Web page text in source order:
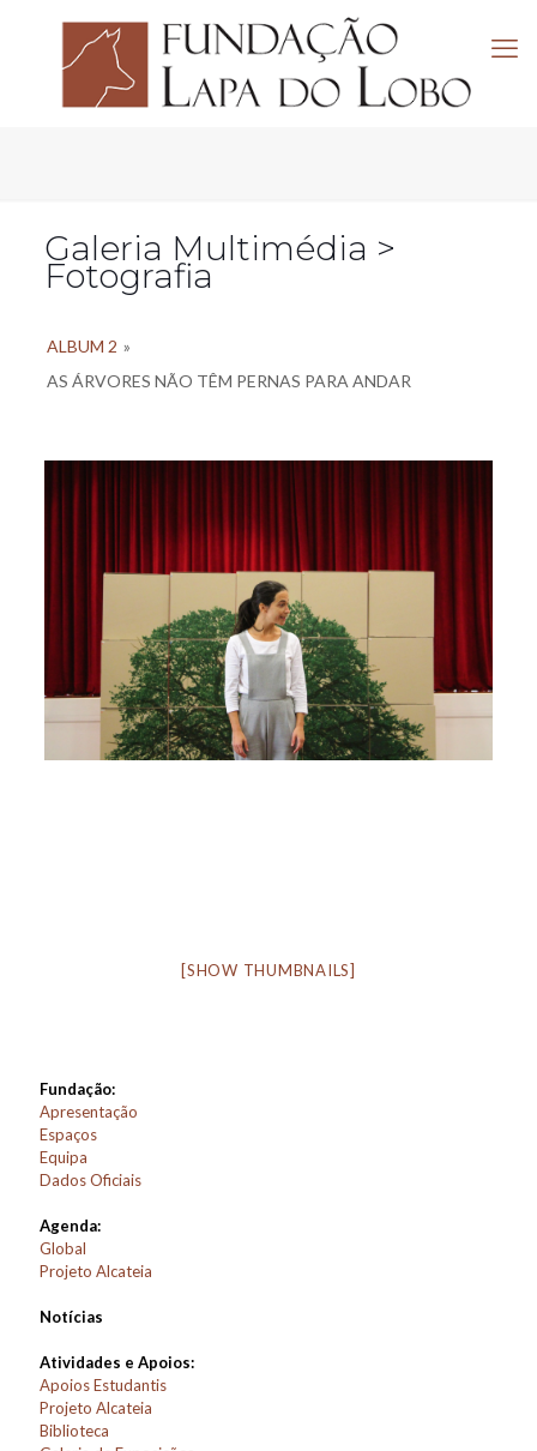
Galeria Multimédia >
Fotografia
ALBUM 2 »
AS ÁRVORES NÃO TÊM PERNAS PARA ANDAR
[SHOW THUMBNAILS]
Fundação:
Apresentação
Espaços
Equipa
Dados Oficiais
Agenda:
Global
Projeto Alcateia
Notícias
Atividades e Apoios:
Apoios Estudantis
Projeto Alcateia
Biblioteca